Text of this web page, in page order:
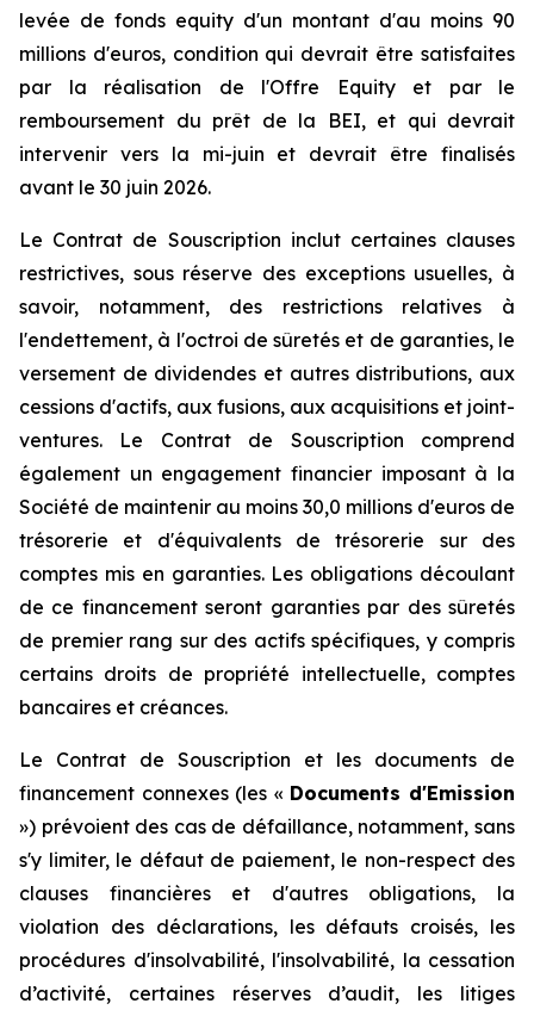
levée de fonds equity d'un montant d'au moins 90
millions d'euros, condition qui devrait être satisfaites
par la réalisation de l'Offre Equity et par le
remboursement du prêt de la BEI, et qui devrait
intervenir vers la mi-juin et devrait être finalisés
avant le 30 juin 2026.
Le Contrat de Souscription inclut certaines clauses
restrictives, sous réserve des exceptions usuelles, à
savoir, notamment, des restrictions relatives à
l'endettement, à l'octroi de sûretés et de garanties, le
versement de dividendes et autres distributions, aux
cessions d'actifs, aux fusions, aux acquisitions et joint-
ventures. Le Contrat de Souscription comprend
également un engagement financier imposant à la
Société de maintenir au moins 30,0 millions d'euros de
trésorerie et d'équivalents de trésorerie sur des
comptes mis en garanties. Les obligations découlant
de ce financement seront garanties par des sûretés
de premier rang sur des actifs spécifiques, y compris
certains droits de propriété intellectuelle, comptes
bancaires et créances.
Le Contrat de Souscription et les documents de
financement connexes (les « Documents d'Emission
») prévoient des cas de défaillance, notamment, sans
s'y limiter, le défaut de paiement, le non-respect des
clauses financières et d'autres obligations, la
violation des déclarations, les défauts croisés, les
procédures d'insolvabilité, l'insolvabilité, la cessation
d’activité, certaines réserves d’audit, les litiges